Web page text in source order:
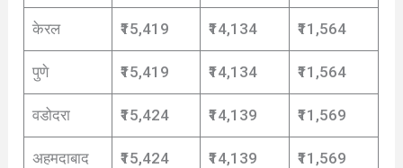
केरल ₹15,419 ₹14,134 ₹11,564
पुणे ₹15,419 ₹14,134 ₹11,564
वडोदरा ₹15,424 ₹14,139 ₹11,569
अहमदाबाद ₹15,424 ₹14,139 ₹11,569